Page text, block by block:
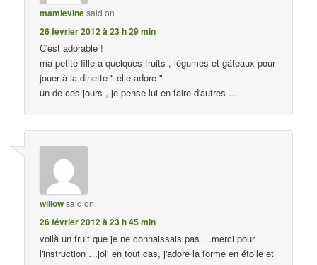
mamievinesaid on
26 février 2012 à 23 h 29 min
C'est adorable !
ma petite fille a quelques fruits , légumes et gâteaux pour
jouer à la dinette " elle adore "
un de ces jours , je pense lui en faire d'autres …
willowsaid on
26 février 2012 à 23 h 45 min
voilà un fruit que je ne connaissais pas …merci pour
l'instruction …joli en tout cas, j'adore la forme en étoile et